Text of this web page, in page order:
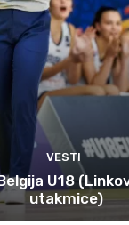
VESTI
U18
utakmice)